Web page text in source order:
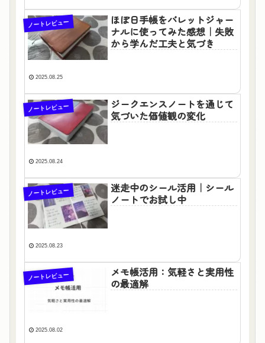
ノートレビュー
ほぼ日手帳をバレットジャー
ナルに使ってみた感想｜失敗
から学んだ工夫と気づき
2025.08.25
ノートレビュー
ジークエンスノートを通じて
気づいた価値観の変化
2025.08.24
ノートレビュー
迷走中のシール活用｜シール
ノートでお試し中
2025.08.23
ノートレビュー
メモ帳活用：気軽さと実用性
の最適解
2025.08.02